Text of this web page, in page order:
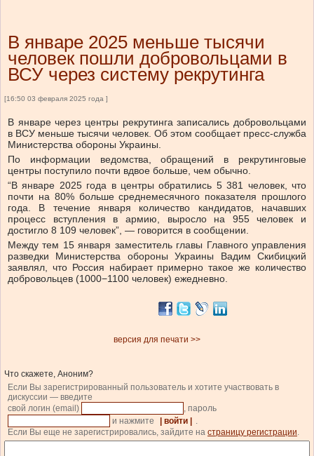
В январе 2025 меньше тысячи
человек пошли добровольцами в
ВСУ через систему рекрутинга
[16:50 03 февраля 2025 года ]
В январе через центры рекрутинга записались добровольцами
в ВСУ меньше тысячи человек. Об этом сообщает пресс-служба
Министерства обороны Украины.
По информации ведомства, обращений в рекрутинговые
центры поступило почти вдвое больше, чем обычно.
“В январе 2025 года в центры обратились 5 381 человек, что
почти на 80% больше среднемесячного показателя прошлого
года. В течение января количество кандидатов, начавших
процесс вступления в армию, выросло на 955 человек и
достигло 8 109 человек”, — говорится в сообщении.
Между тем 15 января заместитель главы Главного управления
разведки Министерства обороны Украины Вадим Скибицкий
заявлял, что Россия набирает примерно такое же количество
добровольцев (1000−1100 человек) ежедневно.
версия для печати >>
Что скажете, Аноним?
Если Вы зарегистрированный пользователь и хотите участвовать в
дискуссии — введите
свой логин (email)
, пароль
и нажмите
| войти |
.
Если Вы еще не зарегистрировались, зайдите на страницу регистрации.